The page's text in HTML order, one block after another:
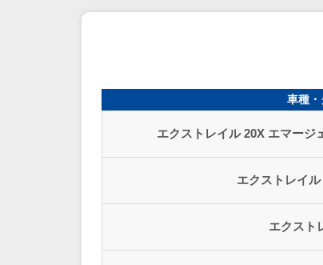
車種・
エクストレイル 20X エマージ
エクストレイ
エクスト